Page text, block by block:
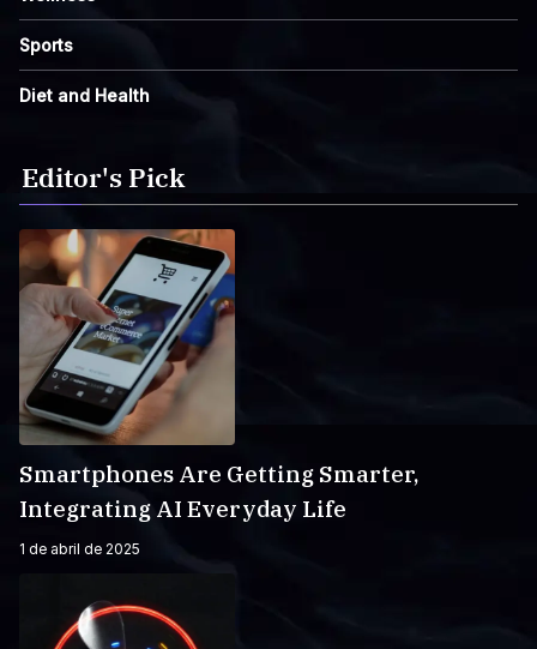
Sports
Diet and Health
Editor's Pick
Smartphones Are Getting Smarter,
Integrating AI Everyday Life
1 de abril de 2025